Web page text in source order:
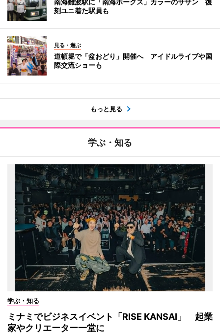
刻ユニ着た駅員も
見る・遊ぶ
道頓堀で「盆おどり」開催へ アイドルライブや国
際交流ショーも
もっと見る
学ぶ・知る
学ぶ・知る
ミナミでビジネスイベント「RISE KANSAI」 起業
家やクリエーター一堂に